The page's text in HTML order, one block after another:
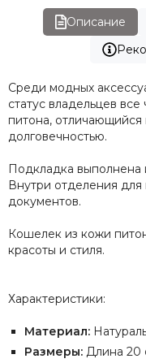
Описание
Среди модных
статус владельцев
питона,
долговечностью.
Подкладка выполнена
Внутри отделения для
документов.
Кошелек из кожи
красоты и стиля.
Характеристики:
Материал:
Размеры: Длина 20